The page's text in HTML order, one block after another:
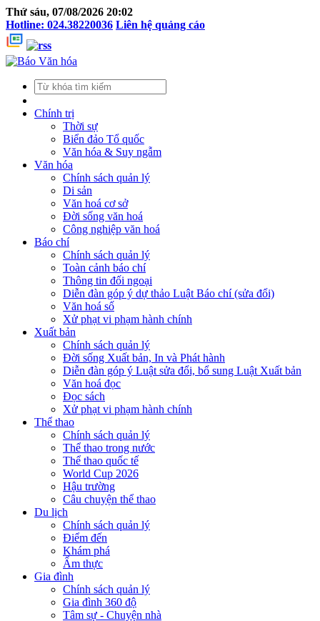
Thứ sáu, 07/08/2026 20:02
Hotline: 024.38220036 Liên hệ quảng cáo
Chính trị
Thời sự
Biển đảo Tổ quốc
Văn hóa & Suy ngẫm
Văn hóa
Chính sách quản lý
Di sản
Văn hoá cơ sở
Đời sống văn hoá
Công nghiệp văn hoá
Báo chí
Chính sách quản lý
Toàn cảnh báo chí
Thông tin đối ngoại
Diễn đàn góp ý dự thảo Luật Báo chí (sửa đổi)
Văn hoá số
Xử phạt vi phạm hành chính
Xuất bản
Chính sách quản lý
Đời sống Xuất bản, In và Phát hành
Diễn đàn góp ý Luật sửa đổi, bổ sung Luật Xuất bản
Văn hoá đọc
Đọc sách
Xử phạt vi phạm hành chính
Thể thao
Chính sách quản lý
Thể thao trong nước
Thể thao quốc tế
World Cup 2026
Hậu trường
Câu chuyện thể thao
Du lịch
Chính sách quản lý
Điểm đến
Khám phá
Ẩm thực
Gia đình
Chính sách quản lý
Gia đình 360 độ
Tâm sự - Chuyện nhà